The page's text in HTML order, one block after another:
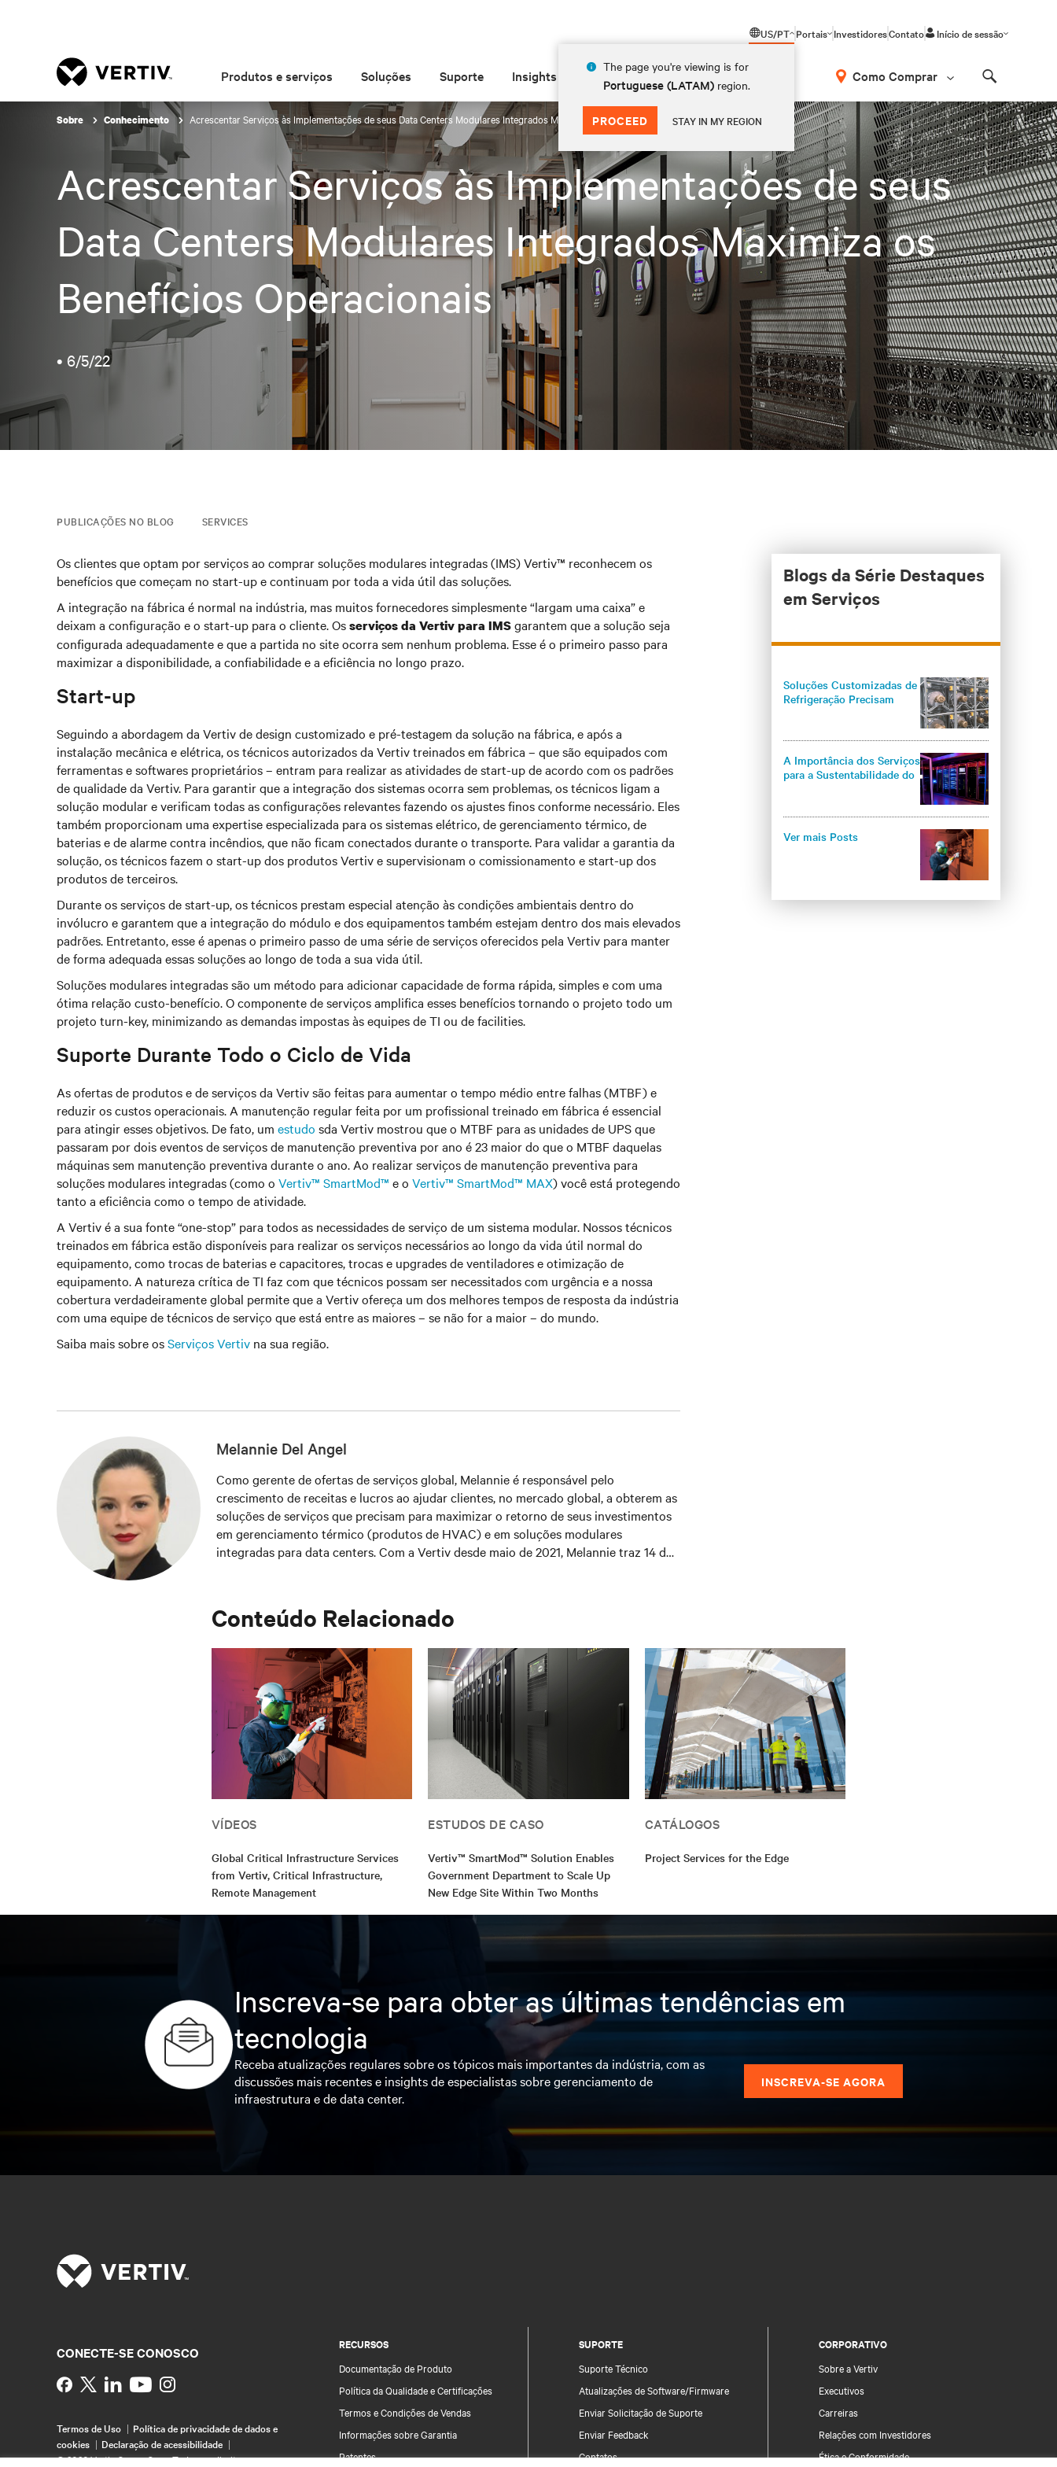
US/PT
The page you're viewing is for
Portuguese (LATAM) region.
PROCEED STAY IN MY REGION
Portais InvestidoresContato Início de sessão
Produtos e serviços Soluções Suporte Insights Sobre Como Comprar
Sobre Conhecimento Acrescentar Serviços às Implementações de seus Data Centers Modulares Integrados Maximiza os Benefícios Operacionais
Acrescentar Serviços às Implementações de seus
Data Centers Modulares Integrados Maximiza os
Benefícios Operacionais
• 6/5/22
PUBLICAÇÕES NO BLOG SERVICES
Os clientes que optam por serviços ao comprar soluções modulares integradas (IMS) Vertiv™ reconhecem os
benefícios que começam no start-up e continuam por toda a vida útil das soluções.
A integração na fábrica é normal na indústria, mas muitos fornecedores simplesmente “largam uma caixa” e
deixam a configuração e o start-up para o cliente. Osserviços da Vertiv para IMSgarantem que a solução seja
configurada adequadamente e que a partida no site ocorra sem nenhum problema. Esse é o primeiro passo para
maximizar a disponibilidade, a confiabilidade e a eficiência no longo prazo.
Start-up
Seguindo a abordagem da Vertiv de design customizado e pré-testagem da solução na fábrica, e após a
instalação mecânica e elétrica, os técnicos autorizados da Vertiv treinados em fábrica – que são equipados com
ferramentas e softwares proprietários – entram para realizar as atividades de start-up de acordo com os padrões
de qualidade da Vertiv. Para garantir que a integração dos sistemas ocorra sem problemas, os técnicos ligam a
solução modular e verificam todas as configurações relevantes fazendo os ajustes finos conforme necessário. Eles
também proporcionam uma expertise especializada para os sistemas elétrico, de gerenciamento térmico, de
baterias e de alarme contra incêndios, que não ficam conectados durante o transporte. Para validar a garantia da
solução, os técnicos fazem o start-up dos produtos Vertiv e supervisionam o comissionamento e start-up dos
produtos de terceiros.
Durante os serviços de start-up, os técnicos prestam especial atenção às condições ambientais dentro do
invólucro e garantem que a integração do módulo e dos equipamentos também estejam dentro dos mais elevados
padrões. Entretanto, esse é apenas o primeiro passo de uma série de serviços oferecidos pela Vertiv para manter
de forma adequada essas soluções ao longo de toda a sua vida útil.
Soluções modulares integradas são um método para adicionar capacidade de forma rápida, simples e com uma
ótima relação custo-benefício. O componente de serviços amplifica esses benefícios tornando o projeto todo um
projeto turn-key, minimizando as demandas impostas às equipes de TI ou de facilities.
Suporte Durante Todo o Ciclo de Vida
As ofertas de produtos e de serviços da Vertiv são feitas para aumentar o tempo médio entre falhas (MTBF) e
reduzir os custos operacionais. A manutenção regular feita por um profissional treinado em fábrica é essencial
para atingir esses objetivos. De fato, um estudo sda Vertiv mostrou que o MTBF para as unidades de UPS que
passaram por dois eventos de serviços de manutenção preventiva por ano é 23 maior do que o MTBF daquelas
máquinas sem manutenção preventiva durante o ano. Ao realizar serviços de manutenção preventiva para
soluções modulares integradas (como o Vertiv™ SmartMod™ e o Vertiv™ SmartMod™ MAX) você está protegendo
tanto a eficiência como o tempo de atividade.
A Vertiv é a sua fonte “one-stop” para todos as necessidades de serviço de um sistema modular. Nossos técnicos
treinados em fábrica estão disponíveis para realizar os serviços necessários ao longo da vida útil normal do
equipamento, como trocas de baterias e capacitores, trocas e upgrades de ventiladores e otimização de
equipamento. A natureza crítica de TI faz com que técnicos possam ser necessitados com urgência e a nossa
cobertura verdadeiramente global permite que a Vertiv ofereça um dos melhores tempos de resposta da indústria
com uma equipe de técnicos de serviço que está entre as maiores – se não for a maior – do mundo.
Saiba mais sobre osServiços Vertiv na sua região.
Melannie Del Angel
Como gerente de ofertas de serviços global, Melannie é responsável pelo
crescimento de receitas e lucros ao ajudar clientes, no mercado global, a obterem as
soluções de serviços que precisam para maximizar o retorno de seus investimentos
em gerenciamento térmico (produtos de HVAC) e em soluções modulares
integradas para data centers. Com a Vertiv desde maio de 2021, Melannie traz 14 de
Blogs da Série Destaques
em Serviços
Soluções Customizadas de
Refrigeração Precisam
A Importância dos Serviços
para a Sustentabilidade do
Ver mais Posts
Conteúdo Relacionado
VÍDEOS
Global Critical Infrastructure Services
from Vertiv, Critical Infrastructure,
Remote Management
ESTUDOS DE CASO
Vertiv™ SmartMod™ Solution Enables
Government Department to Scale Up
New Edge Site Within Two Months
CATÁLOGOS
Project Services for the Edge
Inscreva-se para obter as últimas tendências em
tecnologia
Receba atualizações regulares sobre os tópicos mais importantes da indústria, com as
discussões mais recentes e insights de especialistas sobre gerenciamento de
infraestrutura e de data center.
INSCREVA-SE AGORA
RECURSOS
Documentação de Produto
Política da Qualidade e Certificações
Termos e Condições de Vendas
Informações sobre Garantia
Patentes
SUPORTE
Suporte Técnico
Atualizações de Software/Firmware
Enviar Solicitação de Suporte
Enviar Feedback
Contatos
CORPORATIVO
Sobre a Vertiv
Executivos
Carreiras
Relações com Investidores
Ética e Conformidade
CONECTE-SE CONOSCO
Instagram
Termos de Uso
Política de privacidade de dados e
cookies
Declaração de acessibilidade
©2026 Vertiv Group Corp. Todos os direitos